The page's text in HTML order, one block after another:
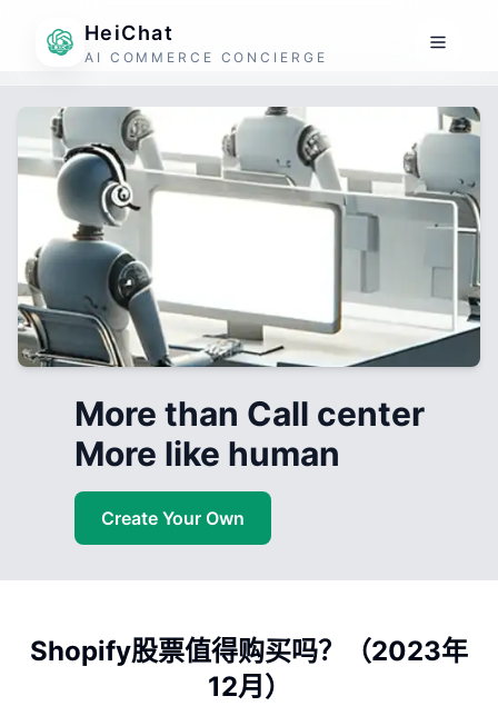
HeiChat
AI COMMERCE CONCIERGE
More than Call center
More like human
Create Your Own
Shopify股票值得购买吗？（2023年
12月）